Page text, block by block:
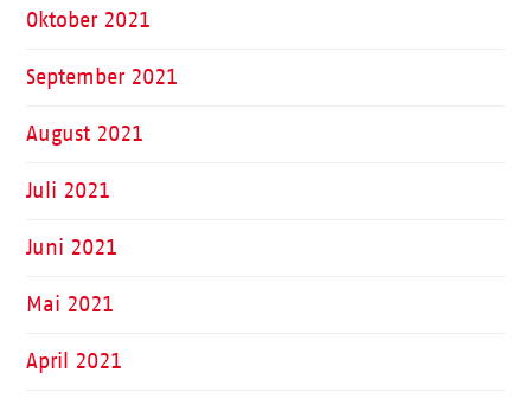
Oktober 2021
September 2021
August 2021
Juli 2021
Juni 2021
Mai 2021
April 2021